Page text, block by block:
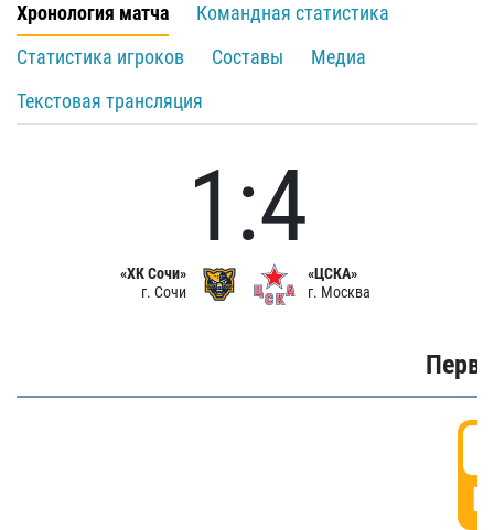
Хронология матча
Командная статистика
Статистика игроков
Составы
Медиа
Текстовая трансляция
«ХК Сочи»
г. Сочи
1:4
«ЦСКА»
г. Москва